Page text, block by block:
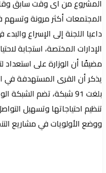
المشروع من اى وقت سابق
المجتمعات أكثر مرونة وتسهم
داعيا اللجنة إلى الإسراع
الإدارات المختصة، استجابة
مضيفًا أن الوزارة على استعداد
يذكر أن القرى المستهدفة
بلغت 91 شبكة، تضم
تنظيم احتياجاتها وتسهيل
ووضع الأولويات في مشاريع